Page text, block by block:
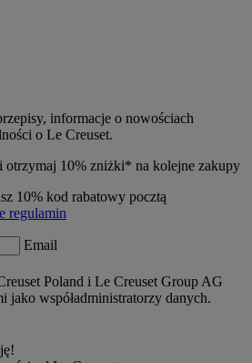
informacje o nowościach
o Le Creuset.
otrzymaj 10% zniżki* na kolejne zakupy
10% kod rabatowy pocztą
regulamin
Email
Poland i Le Creuset Group AG
jako współadministratorzy danych.